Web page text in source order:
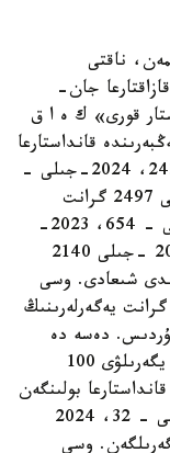
ناقتى
جان-
قورى» ك ە ا ق
كۆوتا شەڭبەرىندە قانداستارعا
2022-جىلى – 2220، 2023-جىلى – 2437، 2024-جىلى –
2671، 2025-جىلى – 2683، 2026-جىلى 2497 گرانت
ءبولىندى. وسى كۆوتا بويىنشا 2022 -جىلى – 654، 2023-
جىلى – 801، 2024-جىلى – 1604، 2025 -جىلى 2140
شىعادى. وسى
يەگەرلەرىنىڭ
دەسە دە
ءالى كۇنگە قانداستارعا بولىنگەن گرانتتىڭ يگەرىلۋى 100
بولىنگەن
گرانتتىڭ 2022-جىلى – 29، 2023 -جىلى – 32، 2024
79 پايىزى يگەرىلگەن. وسى